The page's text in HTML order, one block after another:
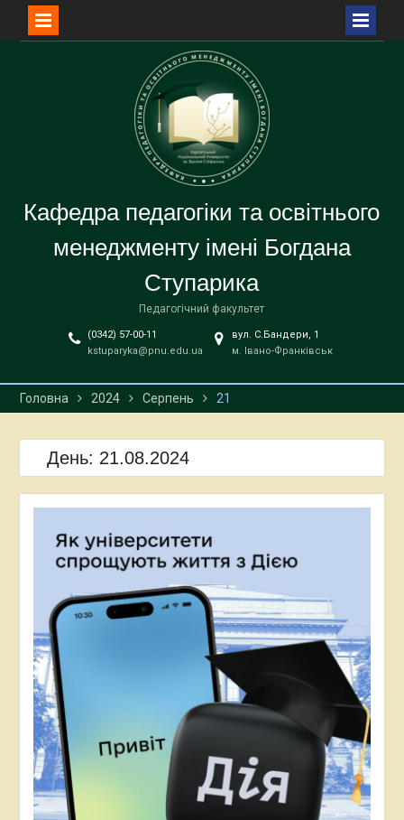
Кафедра педагогіки та освітнього
менеджменту імені Богдана
Ступарика
Педагогічний факультет
(0342) 57-00-11
kstuparyka@pnu.edu.ua
вул. С.Бандери, 1
м. Івано-Франківськ
Головна 2024 Серпень 21
День: 21.08.2024